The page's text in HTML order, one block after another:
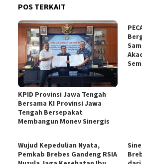
POS TERKAIT
KPID Provinsi Jawa Tengah
Bersama KI Provinsi Jawa
Tengah Bersepakat
Membangun Monev Sinergis
Wujud Kepedulian Nyata,
Pemkab Brebes Gandeng RSIA